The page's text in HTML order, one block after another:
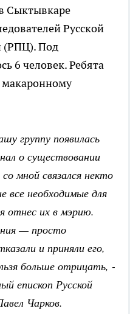
Сыктывкаре
Русской
(РПЦ). Под
6 человек. Ребята
группу появилась
о существовании
мной связался некто
все необходимые для
отнес их в мэрию.
— просто
и приняли его,
больше отрицать, -
епископ Русской
Чарков.